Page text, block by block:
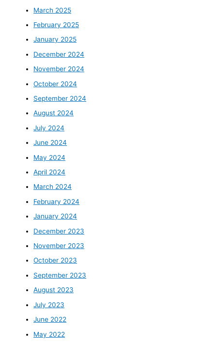
March 2025
February 2025
January 2025
December 2024
November 2024
October 2024
September 2024
August 2024
July 2024
June 2024
May 2024
April 2024
March 2024
February 2024
January 2024
December 2023
November 2023
October 2023
September 2023
August 2023
July 2023
June 2022
May 2022